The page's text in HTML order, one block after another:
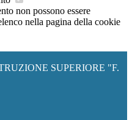
non possono essere
nella pagina della cookie
SUPERIORE "F.